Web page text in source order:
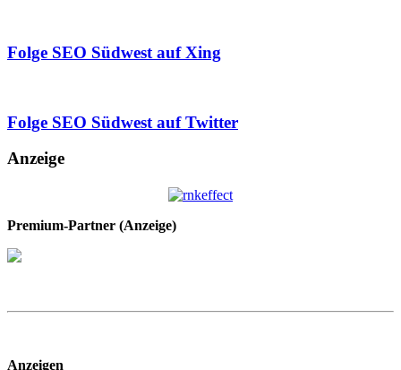
Folge SEO Südwest auf Xing
Folge SEO Südwest auf Twitter
Anzeige
Premium-Partner (Anzeige)
Anzeigen